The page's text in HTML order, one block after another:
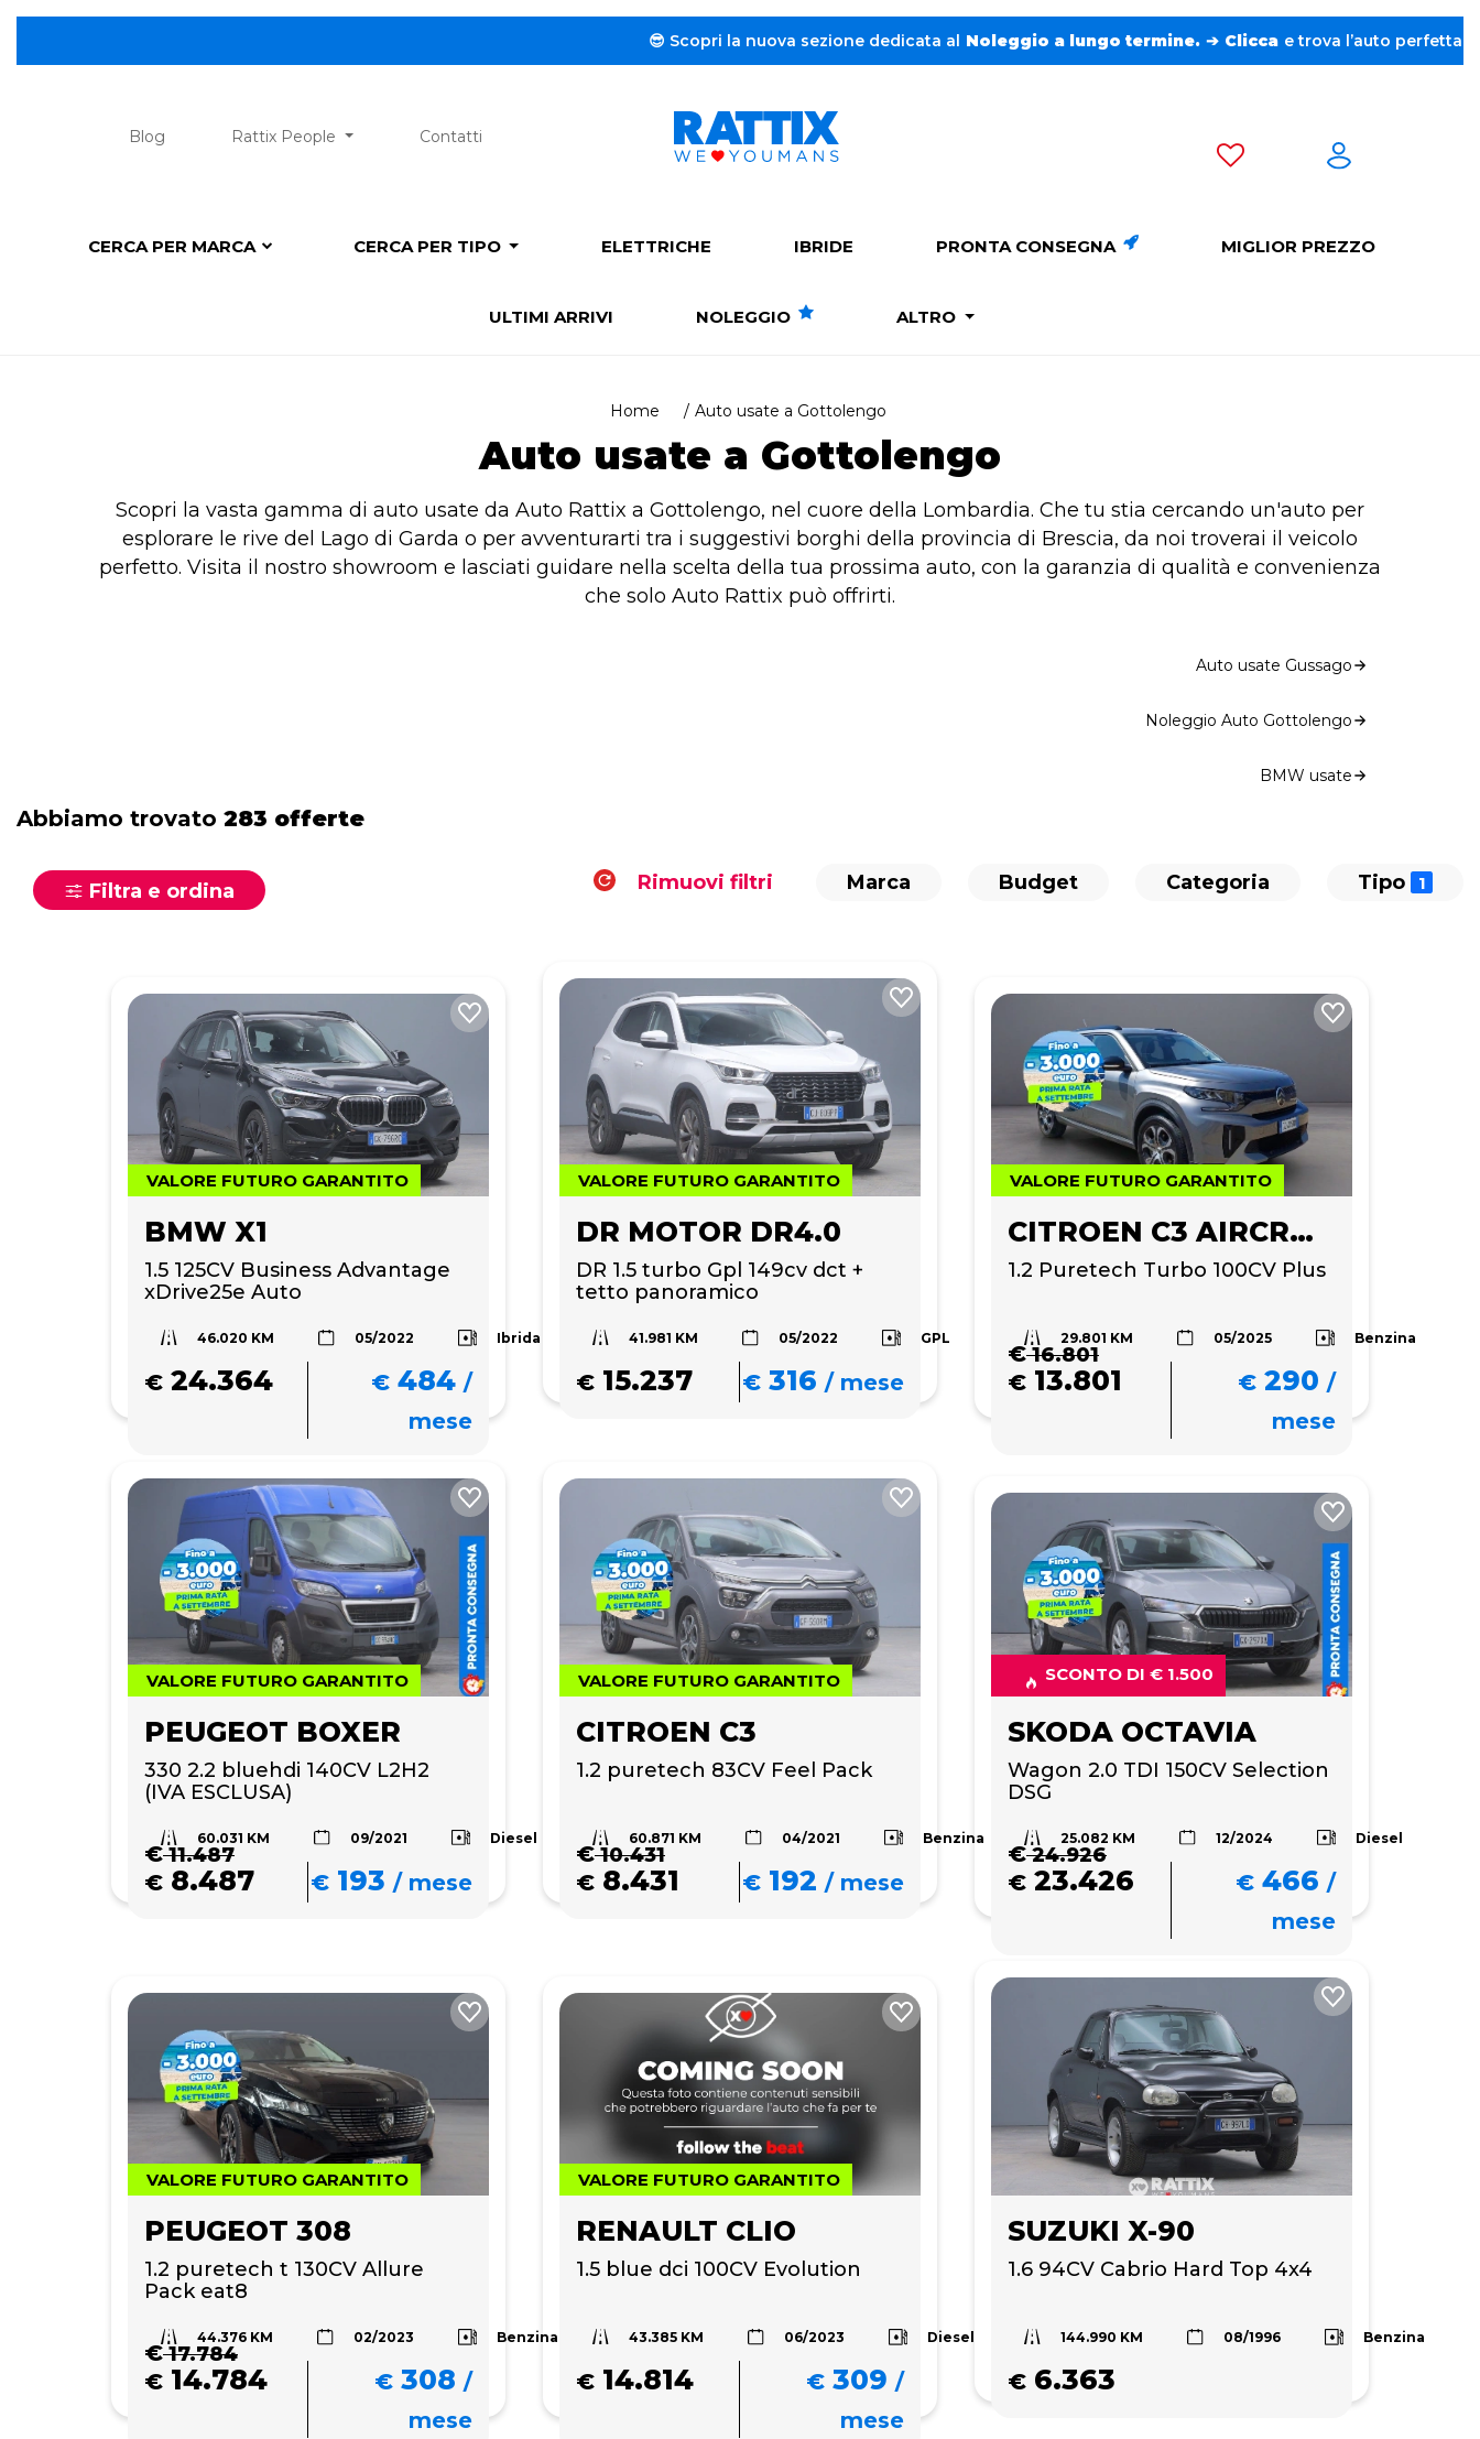
😎 Scopri la nuova sezione dedicata al Noleggio a lungo termine. ➔ Clicca e trova l’auto perfetta senza pensieri. ❤️
Blog Rattix People Contatti
CERCA PER MARCA CERCA PER TIPO ELETTRICHE IBRIDE PRONTA CONSEGNA MIGLIOR PREZZO
ULTIMI ARRIVI NOLEGGIO ALTRO
Home Auto usate a Gottolengo
Auto usate a Gottolengo
Scopri la vasta gamma di auto usate da Auto Rattix a Gottolengo, nel cuore della Lombardia. Che tu stia cercando un'auto per
esplorare le rive del Lago di Garda o per avventurarti tra i suggestivi borghi della provincia di Brescia, da noi troverai il veicolo
perfetto. Visita il nostro showroom e lasciati guidare nella scelta della tua prossima auto, con la garanzia di qualità e convenienza
che solo Auto Rattix può offrirti.
Auto usate Gussago
Noleggio Auto Gottolengo
BMW usate
Abbiamo trovato 283 offerte
Filtra e ordina Rimuovi filtri Marca Budget Categoria Tipo
VALORE FUTURO GARANTITO
BMW X1
1.5 125CV Business Advantage
xDrive25e Auto
46.020 KM 05/2022 Ibrida
€ 24.364 € 484 /
mese
VALORE FUTURO GARANTITO
DR MOTOR DR4.0
DR 1.5 turbo Gpl 149cv dct +
tetto panoramico
41.981 KM 05/2022 GPL
€ 15.237 € 316 / mese
VALORE FUTURO GARANTITO
CITROEN C3 AIRCROSS
1.2 Puretech Turbo 100CV Plus
29.801 KM 05/2025 Benzina
€16.801
€ 13.801 € 290 /
mese
VALORE FUTURO GARANTITO
PEUGEOT BOXER
330 2.2 bluehdi 140CV L2H2
(IVA ESCLUSA)
60.031 KM 09/2021 Diesel
€11.487
€ 8.487 € 193 /mese
VALORE FUTURO GARANTITO
CITROEN C3
1.2 puretech 83CV Feel Pack
60.871 KM 04/2021 Benzina
€10.431
€ 8.431 € 192 /mese
SCONTO DI € 1.500
SKODA OCTAVIA
Wagon 2.0 TDI 150CV Selection
DSG
25.082 KM 12/2024 Diesel
€24.926
€ 23.426 € 466 /
mese
VALORE FUTURO GARANTITO
PEUGEOT 308
1.2 puretech t 130CV Allure
Pack eat8
44.376 KM 02/2023 Benzina
€17.784
€ 14.784 € 308 /
mese
VALORE FUTURO GARANTITO
RENAULT CLIO
1.5 blue dci 100CV Evolution
43.385 KM 06/2023 Diesel
€ 14.814 € 309 /
mese
SUZUKI X-90
1.6 94CV Cabrio Hard Top 4x4
144.990 KM 08/1996 Benzina
€ 6.363